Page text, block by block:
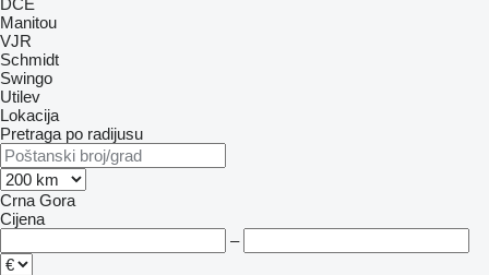
DCE
Manitou
VJR
Schmidt
Swingo
Utilev
Lokacija
Pretraga po radijusu
Crna Gora
Cijena
–